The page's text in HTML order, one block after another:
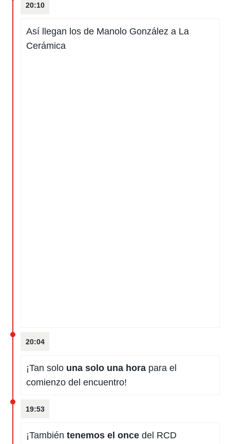
20:10
Así llegan los de Manolo González a La
Cerámica
20:04
¡Tan solo una solo una hora para el
comienzo del encuentro!
19:53
¡También tenemos el once del RCD